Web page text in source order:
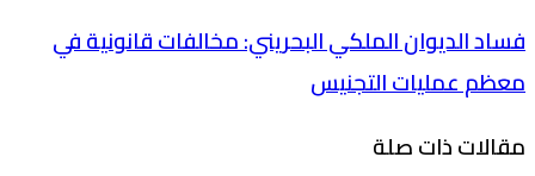
فساد الديوان الملكي البحريني: مخالفات قانونية في
معظم عمليات التجنيس
مقالات ذات صلة